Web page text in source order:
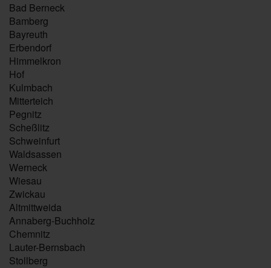
Bad Berneck
Bamberg
Bayreuth
Erbendorf
Himmelkron
Hof
Kulmbach
Mitterteich
Pegnitz
Scheßlitz
Schweinfurt
Waldsassen
Werneck
Wiesau
Zwickau
Altmittweida
Annaberg-Buchholz
Chemnitz
Lauter-Bernsbach
Stollberg